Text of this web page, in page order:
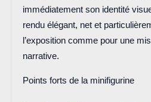
immédiatement son identité
rendu élégant, net et
l’exposition comme pour une
narrative.
Points forts de la minifigurine